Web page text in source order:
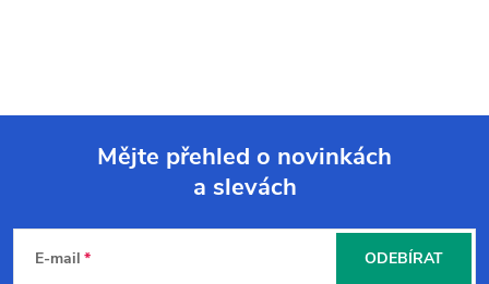
Mějte přehled o novinkách
a slevách
E-mail ODEBÍRAT